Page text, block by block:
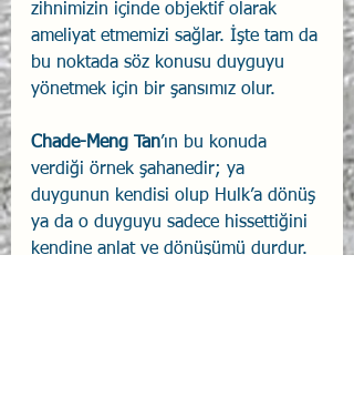
zihnimizin içinde objektif olarak
ameliyat etmemizi sağlar. İşte tam da
bu noktada söz konusu duyguyu
yönetmek için bir şansımız olur.
Chade-Meng Tan’ın bu konuda
verdiği örnek şahanedir; ya
duygunun kendisi olup Hulk’a dönüş
ya da o duyguyu sadece hissettiğini
kendine anlat ve dönüşümü durdur.